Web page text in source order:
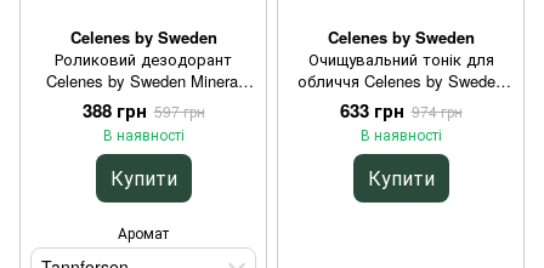
Celenes by Sweden
Роликовий дезодорант
Celenes by Sweden Mineral
Roll-On Tannforsen Whitening
Effect для освітлення шкіри
75 мл
388 грн 597 грн
В наявності
Купити
Аромат
Celenes by Sweden
Очищувальний тонік для
обличчя Celenes by Sweden
Thermal Purifying & Revitalizing
Toner для оновлення шкіри
200 мл
633 грн 974 грн
В наявності
Купити